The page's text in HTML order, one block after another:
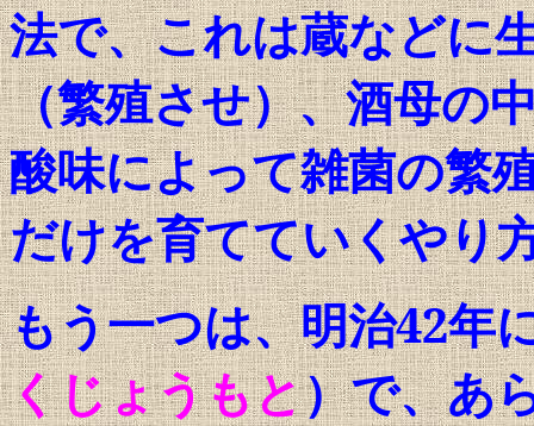
法で、これは蔵などに
（繁殖させ）、酒母の
酸味によって雑菌の繁
だけを育てていくやり
もう一つは、明治42年
くじょうもと）で、あ